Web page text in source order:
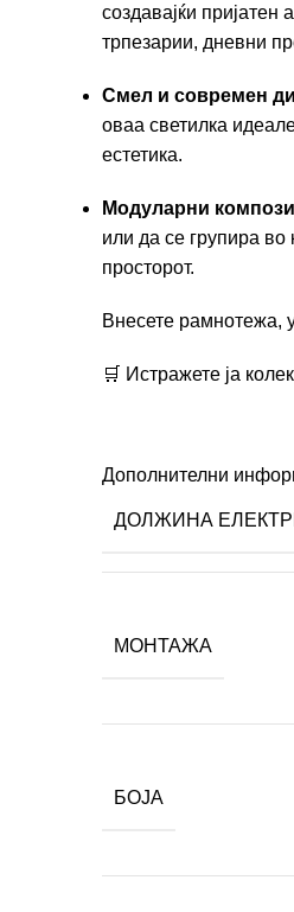
создавајќи
трпезарии, дневни
Смел и современ
оваа светилка
естетика.
Модуларни
или да се групира во
просторот.
Внесете рамнотежа,
🛒 Истражете ја
Дополнителни
ДОЛЖИНА
МОНТАЖА
БОЈА